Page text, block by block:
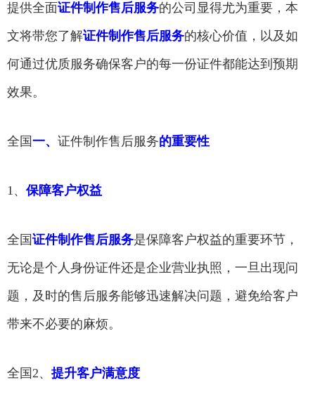
提供全面证件制作售后服务的公司显得尤为重要，本
文将带您了解证件制作售后服务的核心价值，以及如
何通过优质服务确保客户的每一份证件都能达到预期
效果。
全国一、 证件制作售后服务的重要性
1、 保障客户权益
全国证件制作售后服务是保障客户权益的重要环节，
无论是个人身份证件还是企业营业执照，一旦出现问
题，及时的售后服务能够迅速解决问题，避免给客户
带来不必要的麻烦。
全国2、 提升客户满意度